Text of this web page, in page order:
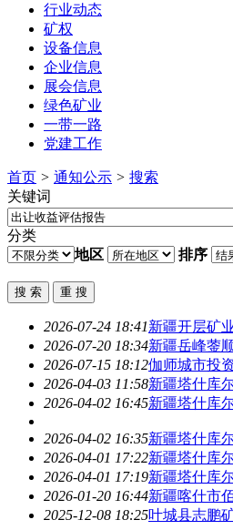
行业动态
矿权
设备信息
企业信息
展会信息
绿色矿业
一带一路
党建工作
首页 > 通知公示 > 搜索
关键词
分类
地区
排序
2026-07-24 18:41新疆开层矿
2026-07-20 18:34新疆岳峰蓥
2026-07-15 18:12伽师城市投
2026-04-03 11:58新疆塔什库
2026-04-02 16:45新疆塔什库
2026-04-02 16:35新疆塔什库
2026-04-01 17:22新疆塔什库
2026-04-01 17:19新疆塔什库
2026-01-20 16:44新疆喀什市
2025-12-08 18:25叶城县志鹏